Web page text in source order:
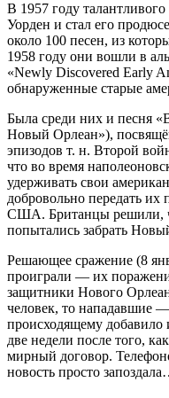
В 1957 году
Уорден и стал его
около 100 песен, из
1958 году они вошли в
«Newly Discovered Early
обнаруженные старые
Была среди них и песня
Новый Орлеан»),
эпизодов т. н. Второй
что во время
удерживать свои
добровольно передать
США. Британцы решили,
попытались забрать
Решающее сражение (8
проиграли — их
защитники Нового
человек, то нападавшие
происходящему добавило
две недели после того,
мирный договор.
новость просто